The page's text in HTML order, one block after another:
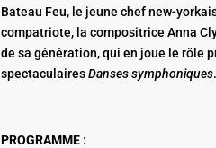
Bateau Feu, le jeune chef new-
compatriote, la compositrice Anna
de sa génération, qui en joue le rôle
spectaculairesDanses symphoniques
PROGRAMME :